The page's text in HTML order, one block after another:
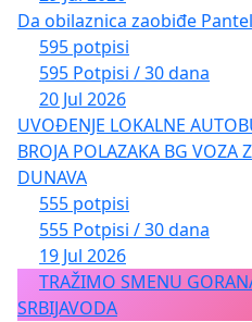
Da obilaznica zaobiđe
595 potpisi
595 Potpisi / 30 dana
20 Jul 2026
UVOĐENJE LOKALNE
BROJA POLAZAKA BG VOZA
DUNAVA
555 potpisi
555 Potpisi / 30 dana
19 Jul 2026
TRAŽIMO SMENU
SRBIJAVODA